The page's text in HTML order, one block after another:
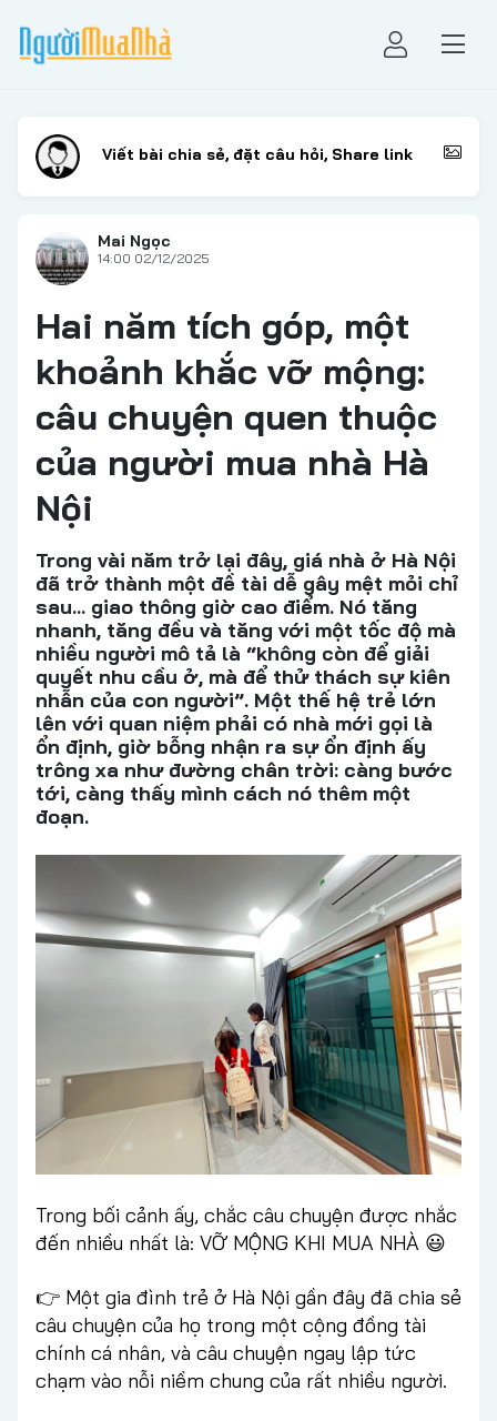
Mai Ngọc
14:00 02/12/2025
Hai năm tích góp, một
khoảnh khắc vỡ mộng:
câu chuyện quen thuộc
của người mua nhà Hà
Nội
Trong vài năm trở lại đây, giá nhà ở Hà Nội
đã trở thành một đề tài dễ gây mệt mỏi chỉ
sau… giao thông giờ cao điểm. Nó tăng
nhanh, tăng đều và tăng với một tốc độ mà
nhiều người mô tả là “không còn để giải
quyết nhu cầu ở, mà để thử thách sự kiên
nhẫn của con người”. Một thế hệ trẻ lớn
lên với quan niệm phải có nhà mới gọi là
ổn định, giờ bỗng nhận ra sự ổn định ấy
trông xa như đường chân trời: càng bước
tới, càng thấy mình cách nó thêm một
đoạn.
Trong bối cảnh ấy, chắc câu chuyện được nhắc
đến nhiều nhất là: VỠ MỘNG KHI MUA NHÀ 😃
👉 Một gia đình trẻ ở Hà Nội gần đây đã chia sẻ
câu chuyện của họ trong một cộng đồng tài
chính cá nhân, và câu chuyện ngay lập tức
chạm vào nỗi niềm chung của rất nhiều người.